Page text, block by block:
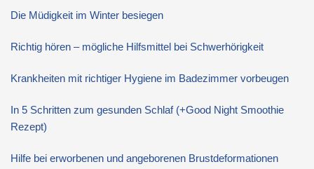
Die Müdigkeit im Winter besiegen
Richtig hören – mögliche Hilfsmittel bei Schwerhörigkeit
Krankheiten mit richtiger Hygiene im Badezimmer vorbeugen
In 5 Schritten zum gesunden Schlaf (+Good Night Smoothie
Rezept)
Hilfe bei erworbenen und angeborenen Brustdeformationen